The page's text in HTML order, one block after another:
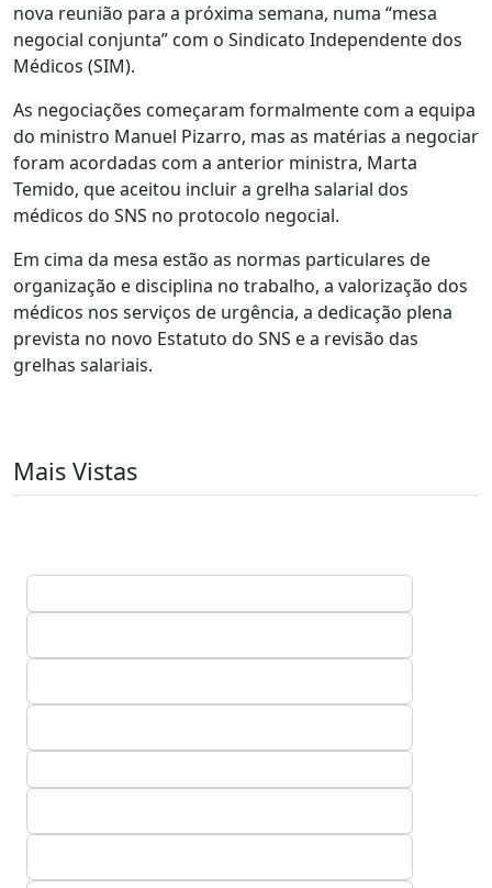
nova reunião para a próxima semana, numa “mesa
negocial conjunta” com o Sindicato Independente dos
Médicos (SIM).
As negociações começaram formalmente com a equipa
do ministro Manuel Pizarro, mas as matérias a negociar
foram acordadas com a anterior ministra, Marta
Temido, que aceitou incluir a grelha salarial dos
médicos do SNS no protocolo negocial.
Em cima da mesa estão as normas particulares de
organização e disciplina no trabalho, a valorização dos
médicos nos serviços de urgência, a dedicação plena
prevista no novo Estatuto do SNS e a revisão das
grelhas salariais.
Mais Vistas